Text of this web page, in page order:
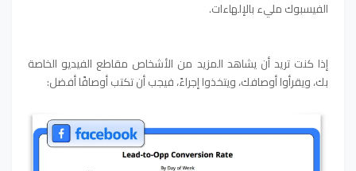
الفيسبوك مليء بالإلهاءات.
إذا كنت تريد أن يشاهد المزيد من الأشخاص مقاطع الفيديو الخاصة
بك، ويقرأوا أوصافك، ويتخذوا إجراءً، فيجب أن تكتب أوصافًا أفضل: